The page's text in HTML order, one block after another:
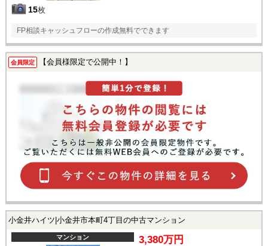
15枚
FP相談キャッシュフローの作成無料でできます
会員限定 【会員様限定で公開中！】
小金井ハイツ|小金井市本町4丁目の中古マンション
マンション 3,380万円